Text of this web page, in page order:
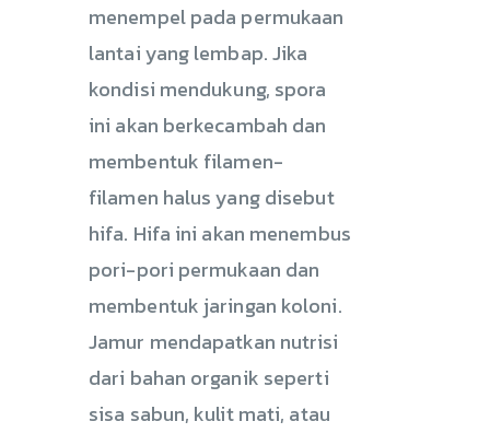
menempel pada permukaan
lantai yang lembap. Jika
kondisi mendukung, spora
ini akan berkecambah dan
membentuk filamen-
filamen halus yang disebut
hifa. Hifa ini akan menembus
pori-pori permukaan dan
membentuk jaringan koloni.
Jamur mendapatkan nutrisi
dari bahan organik seperti
sisa sabun, kulit mati, atau